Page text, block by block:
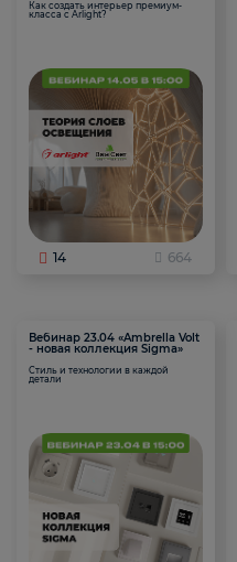
Как создать интерьер премиум-
класса с Arlight?
14 664
Вебинар 23.04 «Ambrella Volt
- новая коллекция Sigma»
Стиль и технологии в каждой
детали